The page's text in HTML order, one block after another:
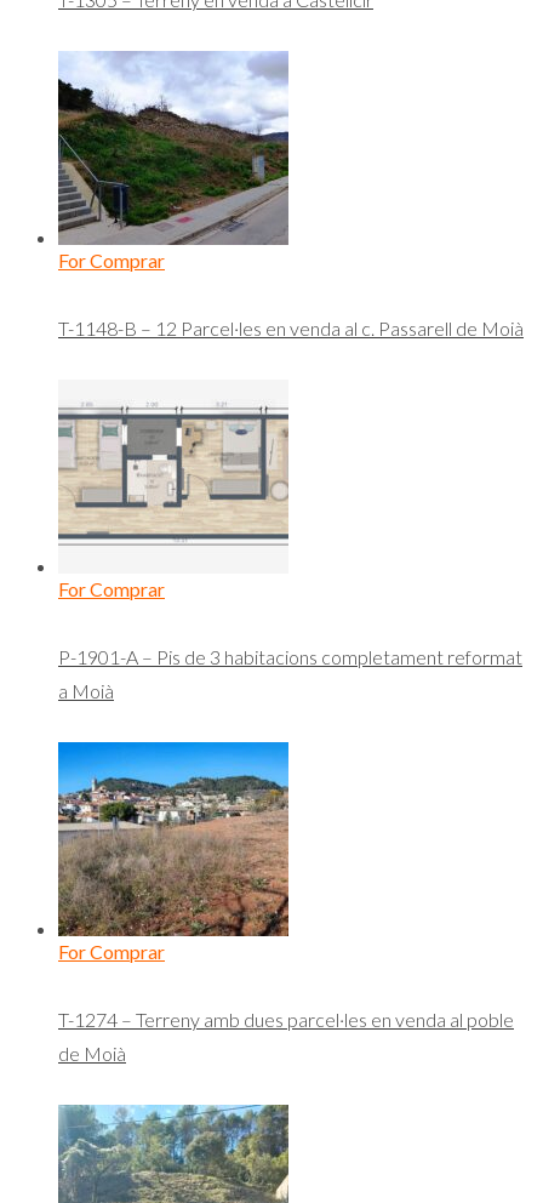
For Comprar
T-1148-B – 12 Parcel·les en venda al c. Passarell de Moià
For Comprar
P-1901-A – Pis de 3 habitacions completament reformat
a Moià
For Comprar
T-1274 – Terreny amb dues parcel·les en venda al poble
de Moià